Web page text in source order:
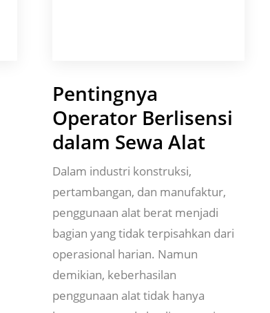
Pentingnya
Operator Berlisensi
dalam Sewa Alat
Dalam industri konstruksi,
pertambangan, dan manufaktur,
penggunaan alat berat menjadi
bagian yang tidak terpisahkan dari
operasional harian. Namun
demikian, keberhasilan
penggunaan alat tidak hanya